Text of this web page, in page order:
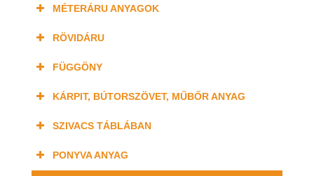
MÉTERÁRU ANYAGOK
RÖVIDÁRU
FÜGGÖNY
KÁRPIT, BÚTORSZÖVET, MŰBŐR ANYAG
SZIVACS TÁBLÁBAN
PONYVA ANYAG